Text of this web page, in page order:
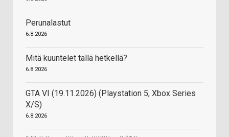
Perunalastut
6.8.2026
Mitä kuuntelet tällä hetkellä?
6.8.2026
GTA VI (19.11.2026) (Playstation 5, Xbox Series
X/S)
6.8.2026